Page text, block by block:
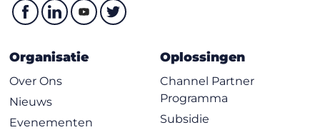
Organisatie
Over Ons
Nieuws
Evenementen
Oplossingen
Channel Partner
Programma
Subsidie